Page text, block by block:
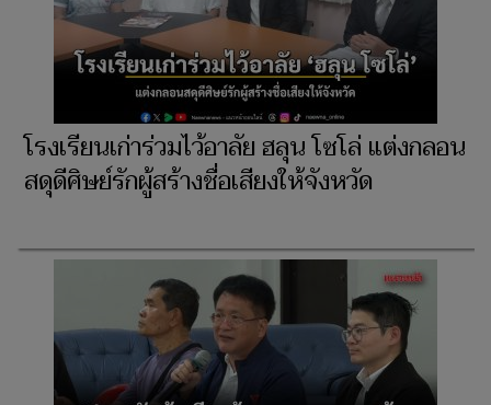
โรงเรียนเก่าร่วมไว้อาลัย ฮลุน โซโล่ แต่งกลอน
สดุดีศิษย์รักผู้สร้างชื่อเสียงให้จังหวัด